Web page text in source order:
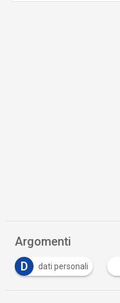
Argomenti
D
dati personali